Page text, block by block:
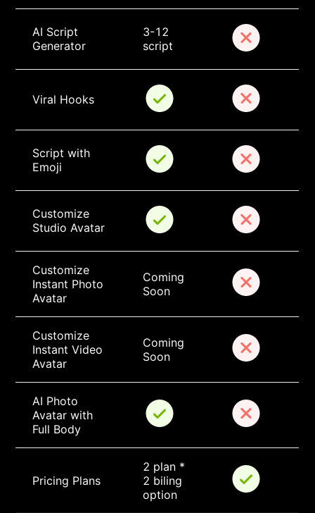
AI Script
Generator
3-12
script
Viral Hooks
Script with
Emoji
Customize
Studio Avatar
Customize
Instant Photo
Avatar
Coming
Soon
Customize
Instant Video
Avatar
Coming
Soon
AI Photo
Avatar with
Full Body
Pricing Plans
2 plan *
2 biling
option